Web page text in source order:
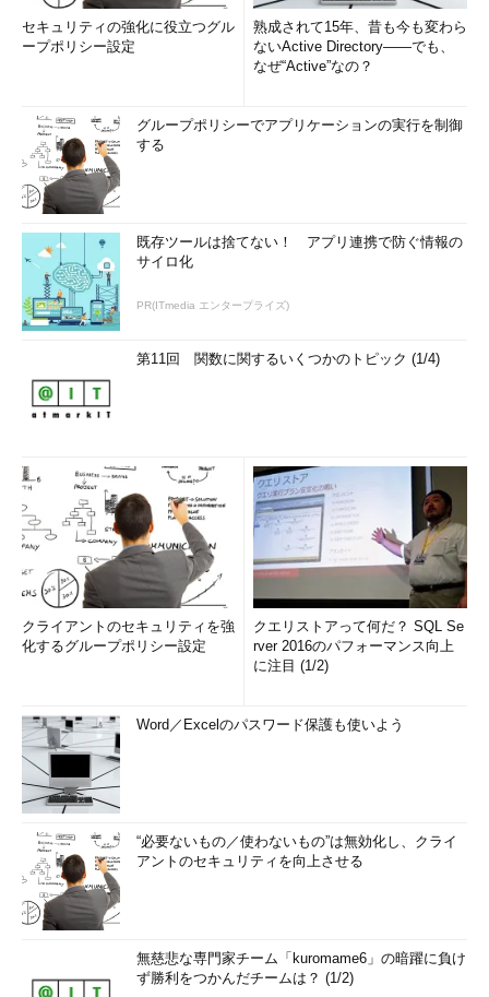
ある特定のポートをリッスンしているプログラムやサービスを
見つける見付けるには、Windows XPやWindows Server 2003な
らばnetstat -oコマンドで、そのポートを使用しているプロセス
C:\>netstat -oan
Proto Local Address Foreign Address
State PID
TCP 0.0.0.0:25 0.0.0.0:0 LISTENING
TCP 0.0.0.0:42 0.0.0.0:0 LISTENING
1856
TCP 0.0.0.0:53 0.0.0.0:0 LISTENING
TCP 0.0.0.0:80 0.0.0.0:0 LISTENING
TCP 0.0.0.0:88 0.0.0.0:0 LISTENING
500
TCP 0.0.0.0:135 0.0.0.0:0 LISTENING
752
TCP 0.0.0.0:389 0.0.0.0:0 LISTENING
500
TCP 0.0.0.0:443 0.0.0.0:0
TCP 0.0.0.0:444 0.0.0.0:0
LISTENING 252
TCP 0.0.0.0:445 0.0.0.0:0 LISTENING
4
500
……以下省略……
一番右端のPID欄に表示されているのが、プロセスIDである。
PIDが分かれば、次はタスク・マネージャやtasklist.exeコマンド
セキュリティの強化に役立つグル
ープポリシー設定
熟成されて15年、昔も今も変わら
ないActive Directory――でも、
なぜ“Active”なの？
グループポリシーでアプリケーションの実行を制御
する
既存ツールは捨てない！ アプリ連携で防ぐ情報の
サイロ化
PR(ITmedia エンタープライズ)
第11回 関数に関するいくつかのトピック (1/4)
クライアントのセキュリティを強
化するグループポリシー設定
クエリストアって何だ？ SQL Se
rver 2016のパフォーマンス向上
に注目 (1/2)
Word／Excelのパスワード保護も使いよう
“必要ないもの／使わないもの”は無効化し、クライ
アントのセキュリティを向上させる
無慈悲な専門家チーム「kuromame6」の暗躍に負け
ず勝利をつかんだチームは？ (1/2)